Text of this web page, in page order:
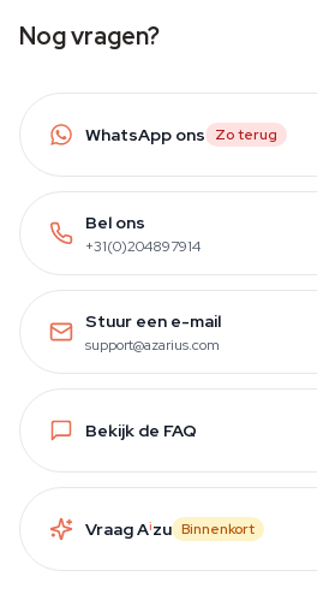
Nog vragen?
WhatsApp ons Zo terug
Bel ons
+31(0)204897914
Stuur een e-mail
support@azarius.com
Bekijk de FAQ
Vraag Aizu Binnenkort